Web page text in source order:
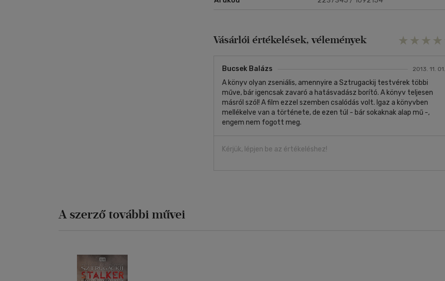
az elérhetetlennek tartott, kívánságteljesítő aranygömböt.
Vásárlói értékelések, vélemények
Bucsek Balázs 2013. 11. 01.
A könyv olyan zseniális, amennyire a Sztrugackij testvérek többi
műve, bár igencsak zavaró a hatásvadász borító. A könyv teljesen
másról szól! A film ezzel szemben csalódás volt. Igaz a könyvben
mellékelve van a története, de ezen túl - bár sokaknak alap mű -,
engem nem fogott meg.
Kérjük, lépjen be az értékeléshez!
A szerző további művei